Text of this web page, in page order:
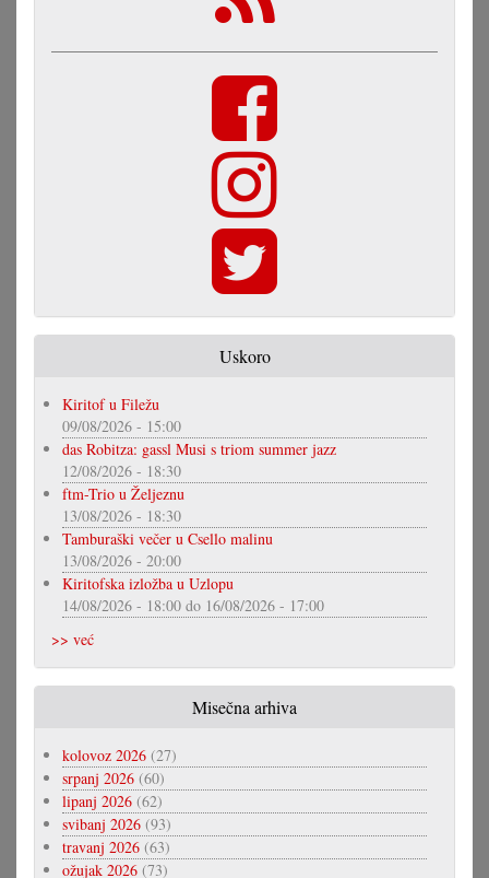
Uskoro
Kiritof u Filežu
09/08/2026 - 15:00
das Robitza: gassl Musi s triom summer jazz
12/08/2026 - 18:30
ftm-Trio u Željeznu
13/08/2026 - 18:30
Tamburaški večer u Csello malinu
13/08/2026 - 20:00
Kiritofska izložba u Uzlopu
14/08/2026 - 18:00 do 16/08/2026 - 17:00
>> već
Misečna arhiva
kolovoz 2026 (27)
srpanj 2026 (60)
lipanj 2026 (62)
svibanj 2026 (93)
travanj 2026 (63)
ožujak 2026 (73)